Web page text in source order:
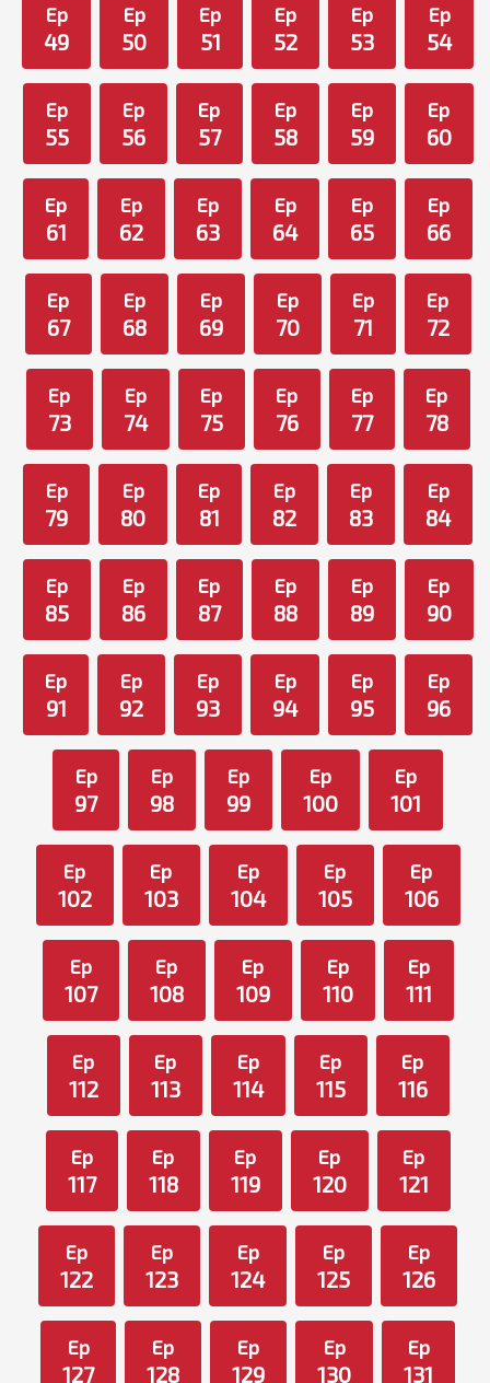
Ep
49
Ep
50
Ep
51
Ep
52
Ep
53
Ep
54
Ep
55
Ep
56
Ep
57
Ep
58
Ep
59
Ep
60
Ep
61
Ep
62
Ep
63
Ep
64
Ep
65
Ep
66
Ep
67
Ep
68
Ep
69
Ep
70
Ep
71
Ep
72
Ep
73
Ep
74
Ep
75
Ep
76
Ep
77
Ep
78
Ep
79
Ep
80
Ep
81
Ep
82
Ep
83
Ep
84
Ep
85
Ep
86
Ep
87
Ep
88
Ep
89
Ep
90
Ep
91
Ep
92
Ep
93
Ep
94
Ep
95
Ep
96
Ep
97
Ep
98
Ep
99
Ep
100
Ep
101
Ep
102
Ep
103
Ep
104
Ep
105
Ep
106
Ep
107
Ep
108
Ep
109
Ep
110
Ep
111
Ep
112
Ep
113
Ep
114
Ep
115
Ep
116
Ep
117
Ep
118
Ep
119
Ep
120
Ep
121
Ep
122
Ep
123
Ep
124
Ep
125
Ep
126
Ep
127
Ep
128
Ep
129
Ep
130
Ep
131